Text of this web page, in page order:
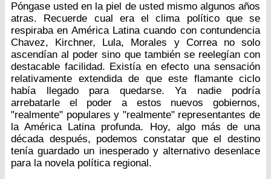
Póngase usted en la piel de usted mismo algunos años
atras. Recuerde cual era el clima político que se
respiraba en América Latina cuando con contundencia
Chavez, Kirchner, Lula, Morales y Correa no solo
ascendían al poder sino que también se reelegían con
destacable facilidad. Existía en efecto una sensación
relativamente extendida de que este flamante ciclo
había llegado para quedarse. Ya nadie podría
arrebatarle el poder a estos nuevos gobiernos,
"realmente" populares y "realmente" representantes de
la América Latina profunda. Hoy, algo más de una
década después, podemos constatar que el destino
tenía guardado un inesperado y alternativo desenlace
para la novela política regional.